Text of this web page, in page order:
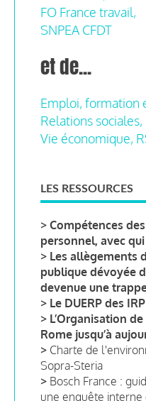
FO France travail,
SNPEA CFDT
et de...
Emploi, formation
Relations sociales,
Vie économique,
LES RESSOURCES
> Compétences
personnel, avec
> Les allègements
publique dévoyée
devenue une
> Le DUERP des
> L’Organisation
Rome jusqu’à
> Charte de
Sopra-Steria
> Bosch France :
une enquête